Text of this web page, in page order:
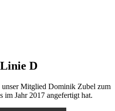
D
unser Mitglied Dominik Zubel zum
im Jahr 2017 angefertigt hat.